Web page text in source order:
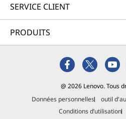
SERVICE CLIENT
PRODUITS
@ 2026 Lenovo. Tous
Données personnelles
outil
Conditions d’utilisation